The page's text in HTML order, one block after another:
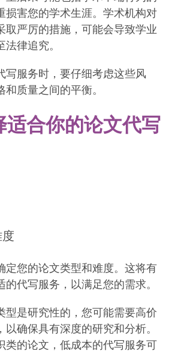
损害您的学术生涯。学术机构对
取严厉的措施，可能会导致学业
律追究。
写服务时，要仔细考虑这些风
和质量之间的平衡。
适合你的论文代写
定您的论文类型和难度。这将有
的代写服务，以满足您的需求。
型是研究性的，您可能需要高价
以确保具有深度的研究和分析。
类的论文，低成本的代写服务可